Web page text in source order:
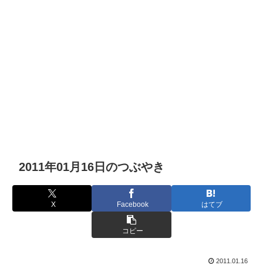
2011年01月16日のつぶやき
X Facebook はてブ
コピー
2011.01.16